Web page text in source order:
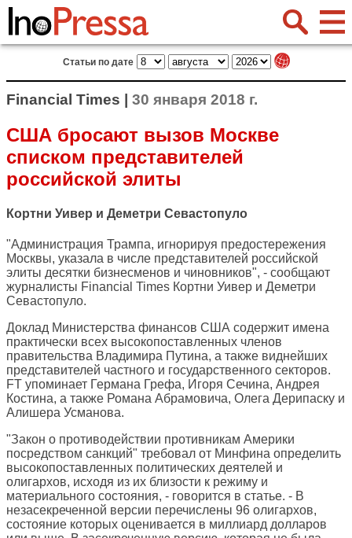
Статьи по дате
Financial Times | 30 января 2018 г.
США бросают вызов Москве
списком представителей
российской элиты
Кортни Уивер и Деметри Севастопуло
"Администрация Трампа, игнорируя предостережения
Москвы, указала в числе представителей российской
элиты десятки бизнесменов и чиновников", - сообщают
журналисты Financial Times Кортни Уивер и Деметри
Севастопуло.
Доклад Министерства финансов США содержит имена
практически всех высокопоставленных членов
правительства Владимира Путина, а также виднейших
представителей частного и государственного секторов.
FT упоминает Германа Грефа, Игоря Сечина, Андрея
Костина, а также Романа Абрамовича, Олега Дерипаску и
Алишера Усманова.
"Закон о противодействии противникам Америки
посредством санкций" требовал от Минфина определить
высокопоставленных политических деятелей и
олигархов, исходя из их близости к режиму и
материального состояния, - говорится в статье. - В
незасекреченной версии перечислены 96 олигархов,
состояние которых оценивается в миллиард долларов